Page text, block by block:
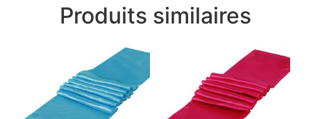
Produits similaires